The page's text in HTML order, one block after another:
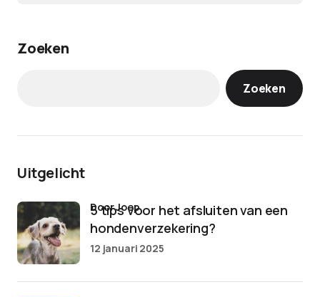
Zoeken
Zoeken
Uitgelicht
5 tips voor het afsluiten van een
hondenverzekering?
door Joep
12 januari 2025